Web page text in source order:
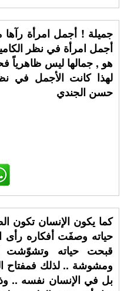
جميلة ! أجمل امرأة
أجمل امرأة في نظر
هو , جمالها ليس ظاهرياً
لهذا كانت الأجمل في
حسن الجندي
كما يكون الإنسان تكون
حياته وصفَت أفكاره رأى
قبحت حياته وتشوّشت
ومشوشة .. لذلك فمفتاح
بل في الإنسان نفسه ..